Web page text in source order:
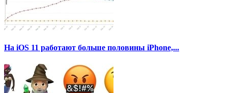
На iOS 11 работают больше половины iPhone,...